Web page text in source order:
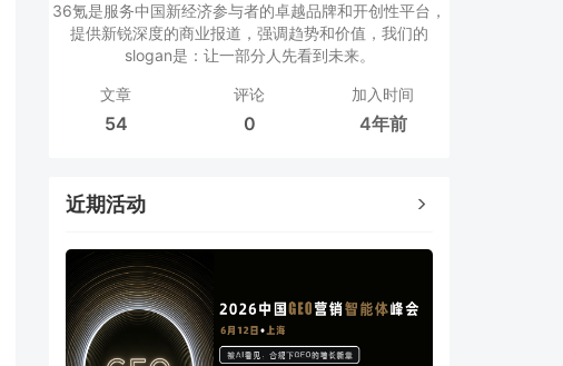
36氪是服务中国新经济参与者的卓越品牌和开创性平台，
提供新锐深度的商业报道，强调趋势和价值，我们的
slogan是：让一部分人先看到未来。
文章
54
评论
0
加入时间
4年前
近期活动